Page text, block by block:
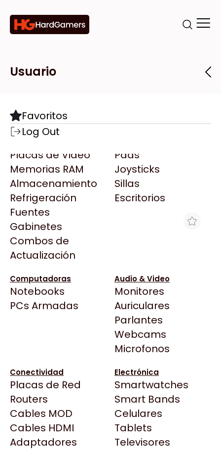
Categorías
Componentes
Motherboards
Microprocesadores
Placas de Video
Memorias RAM
Almacenamiento
Refrigeración
Fuentes
Gabinetes
Combos de
Actualización
Pads
Joysticks
Sillas
Escritorios
Computadoras
Notebooks
PCs Armadas
Audio & Video
Monitores
Auriculares
Parlantes
Webcams
Microfonos
Conectividad
Placas de Red
Routers
Cables MOD
Cables HDMI
Adaptadores
Electrónica
Smartwatches
Smart Bands
Celulares
Tablets
Televisores
Marcas
Todas las Marcas
AMD
AULA
Acer
Adata
AeroCool
Antec
Arkham
Asrock
BenQ
CX
Cooler Master
Deepcool
Dell
EVGA
Gamemax
Genesis
Genius
Tiendas
Destacadas
Todas las Tiendas
Click Gaming
Compufan Store
Dinobyte
Full H4rd
Gaming City
Gezatek
Usuario
Favoritos
Log Out
NOTEBOOK DELL INSPIRON RYZEN 7
7730U 16GB 512GB 15.6" TÁCTIL WIN11
$1.404.199
Ver producto en la página de Mexx